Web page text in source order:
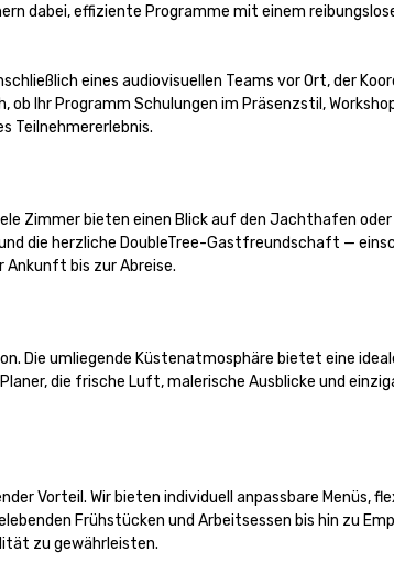
dabei, effiziente Programme mit einem
eines audiovisuellen Teams vor Ort, der
Ihr Programm Schulungen im Präsenzstil,
Teilnehmererlebnis.
Zimmer bieten einen Blick auf den Jachthafen oder
die herzliche DoubleTree-Gastfreundschaft —
bis zur Abreise.
Die umliegende Küstenatmosphäre bietet eine
die frische Luft, malerische Ausblicke und
Vorteil. Wir bieten individuell anpassbare Menüs,
Frühstücken und Arbeitsessen bis hin zu
zu gewährleisten.